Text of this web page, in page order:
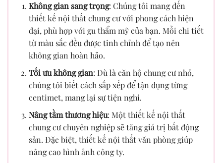
Không gian sang trọng: Chúng tôi mang đến
thiết kế nội thất chung cư với phong cách hiện
đại, phù hợp với gu thẩm mỹ của bạn. Mỗi chi tiết
từ màu sắc đều được tinh chỉnh để tạo nên
không gian hoàn hảo.
Tối ưu không gian: Dù là căn hộ chung cư nhỏ,
chúng tôi biết cách sắp xếp để tận dụng từng
centimet, mang lại sự tiện nghi.
Nâng tầm thương hiệu: Một thiết kế nội thất
chung cư chuyên nghiệp sẽ tăng giá trị bất động
sản. Đặc biệt, thiết kế nội thất văn phòng giúp
nâng cao hình ảnh công ty.